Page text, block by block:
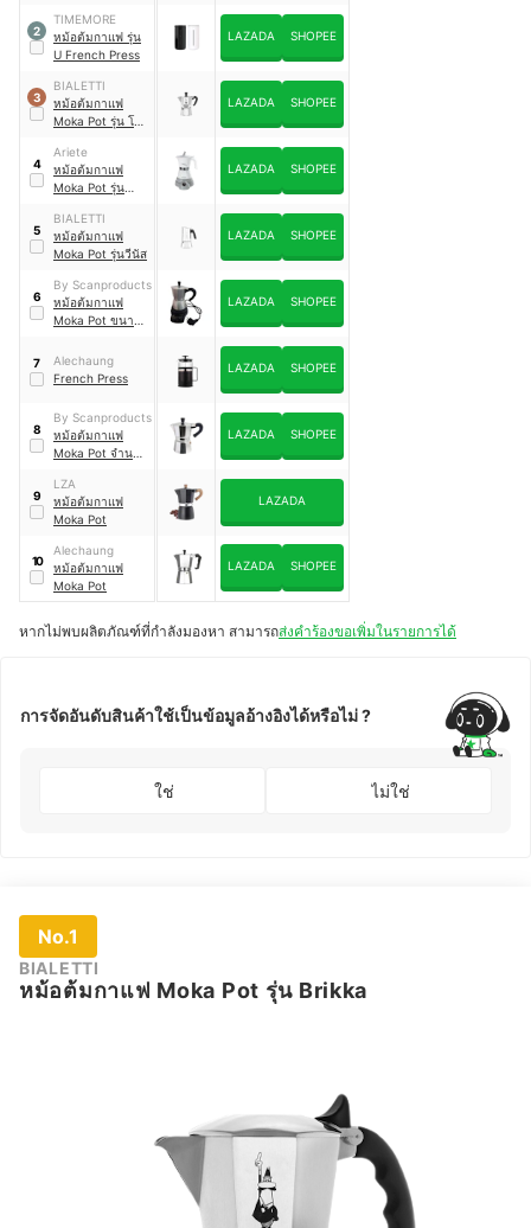
2
TIMEMORE
หม้อต้มกาแฟ รุ่น
U French Press
LAZADA SHOPEE
3
BIALETTI
หม้อต้มกาแฟ
Moka Pot รุ่น โม
LAZADA SHOPEE
4
Ariete
หม้อต้มกาแฟ
Moka Pot รุ่น
LAZADA SHOPEE
5
BIALETTI
หม้อต้มกาแฟ
Moka Pot รุ่นวีนัส
LAZADA SHOPEE
6
By Scanproducts
หม้อต้มกาแฟ
Moka Pot ขนาด
LAZADA SHOPEE
7
Alechaung
French Press
LAZADA SHOPEE
8
By Scanproducts
หม้อต้มกาแฟ
Moka Pot จำนวน
LAZADA SHOPEE
9
LZA
หม้อต้มกาแฟ
Moka Pot
LAZADA
10
Alechaung
หม้อต้มกาแฟ
Moka Pot
LAZADA SHOPEE
หากไม่พบผลิตภัณฑ์ที่กำลังมองหา สามารถส่งคำร้องขอเพิ่มในรายการได้
การจัดอันดับสินค้าใช้เป็นข้อมูลอ้างอิงได้หรือไม่ ?
ใช่ ไม่ใช่
No.1
BIALETTI
หม้อต้มกาแฟ Moka Pot รุ่น Brikka